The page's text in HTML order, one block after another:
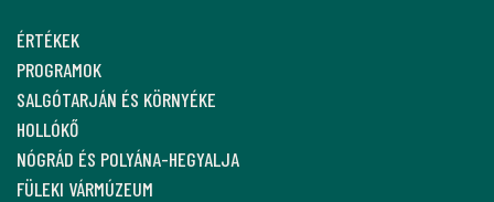
ÉRTÉKEK
PROGRAMOK
SALGÓTARJÁN ÉS KÖRNYÉKE
HOLLÓKŐ
NÓGRÁD ÉS POLYÁNA-HEGYALJA
FÜLEKI VÁRMÚZEUM